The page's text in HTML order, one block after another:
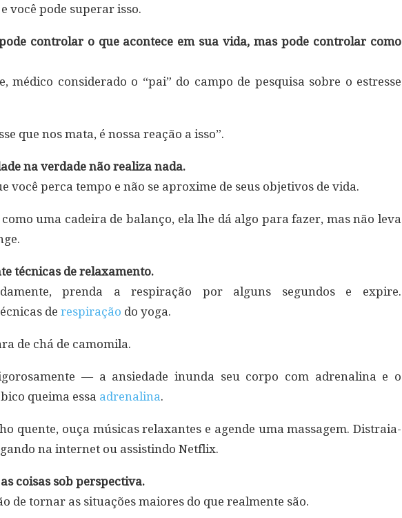
você pode superar isso.
controlar o que acontece em sua vida, mas pode controlar como
médico considerado o “pai” do campo de pesquisa sobre o estresse
que nos mata, é nossa reação a isso”.
na verdade não realiza nada.
você perca tempo e não se aproxime de seus objetivos de vida.
como uma cadeira de balanço, ela lhe dá algo para fazer, mas não leva
técnicas de relaxamento.
prenda a respiração por alguns segundos e expire.
de respiração do yoga.
de chá de camomila.
— a ansiedade inunda seu corpo com adrenalina e o
queima essa adrenalina.
quente, ouça músicas relaxantes e agende uma massagem. Distraia-
na internet ou assistindo Netflix.
coisas sob perspectiva.
de tornar as situações maiores do que realmente são.